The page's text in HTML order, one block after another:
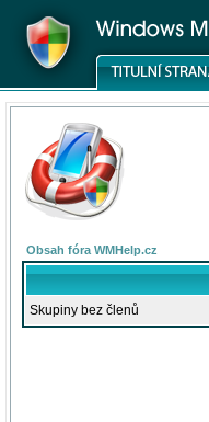
Obsah fóra WMHelp.cz
Skupiny bez členů